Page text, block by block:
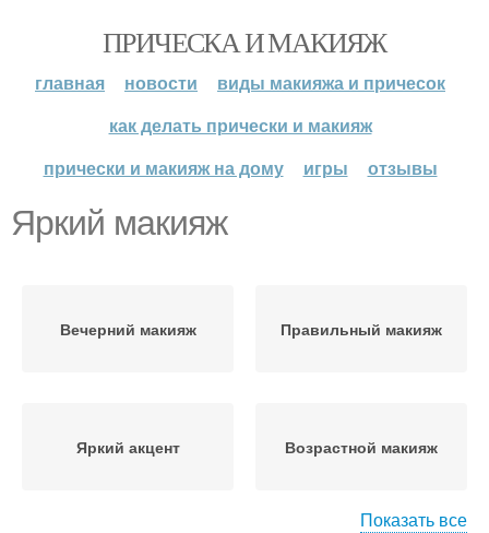
ПРИЧЕСКА И МАКИЯЖ
главная новости
виды макияжа и причесок
как делать прически и макияж
прически и макияж на дому
игры отзывы
Яркий макияж
Вечерний макияж Правильный макияж
Яркий акцент Возрастной макияж
Показать все